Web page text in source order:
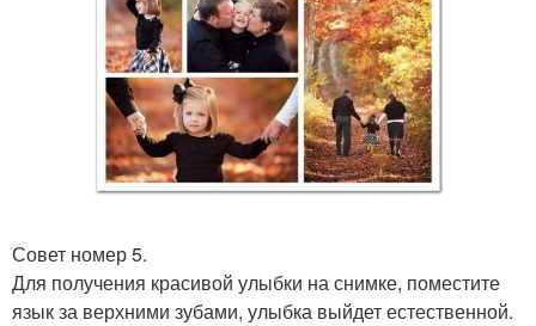
Совет номер 5.
Для получения красивой улыбки на снимке, поместите
язык за верхними зубами, улыбка выйдет естественной.